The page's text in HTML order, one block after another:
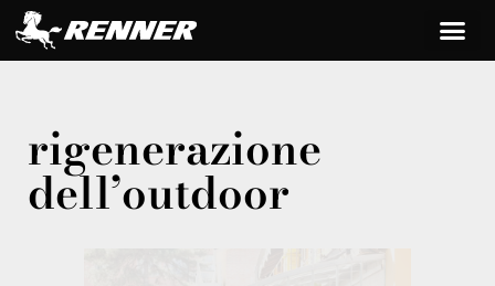
rigenerazione
dell’outdoor